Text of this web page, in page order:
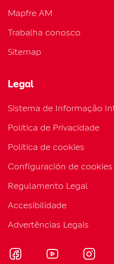
Mapfre AM
Trabalha conosco
Sitemap
Legal
Sistema de Informação
Política de Privacidade
Política de cookies
Configuración de cookies
Regulamento Legal
Accesibilidade
Advertências Legais